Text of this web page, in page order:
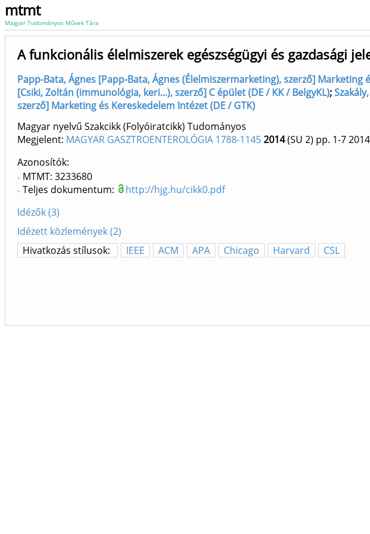
mtmt
Magyar Tudományos Művek Tára
A funkcionális élelmiszerek egészségügyi és gazdasági
Papp-Bata, Ágnes [Papp-Bata, Ágnes (Élelmiszermarketing), szerző] Marketing
[Csiki, Zoltán (immunológia, keri...), szerző] C épület (DE / KK / BelgyKL);
szerző] Marketing és Kereskedelem Intézet (DE / GTK)
Magyar nyelvű Szakcikk (Folyóiratcikk) Tudományos
Megjelent: MAGYAR GASZTROENTEROLÓGIA 1788-11452014(SU 2) pp. 1-72014
Azonosítók
MTMT: 3233680
Teljes dokumentum:
http://hjg.hu/cikk0.pdf
Idézők (3)
Idézett közlemények (2)
Hivatkozás stílusok:
IEEE ACM APA Chicago Harvard CSL